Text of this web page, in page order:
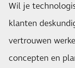
Wil je
klanten
vertrouwen
concepten en